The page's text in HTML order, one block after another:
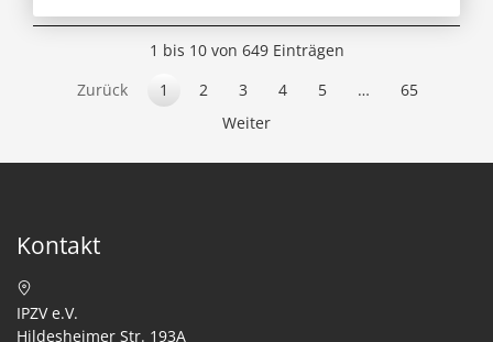
1 bis 10 von 649 Einträgen
Zurück
1 2 3 4 5 …
65
Weiter
Kontakt
IPZV e.V.
Hildesheimer Str. 193A